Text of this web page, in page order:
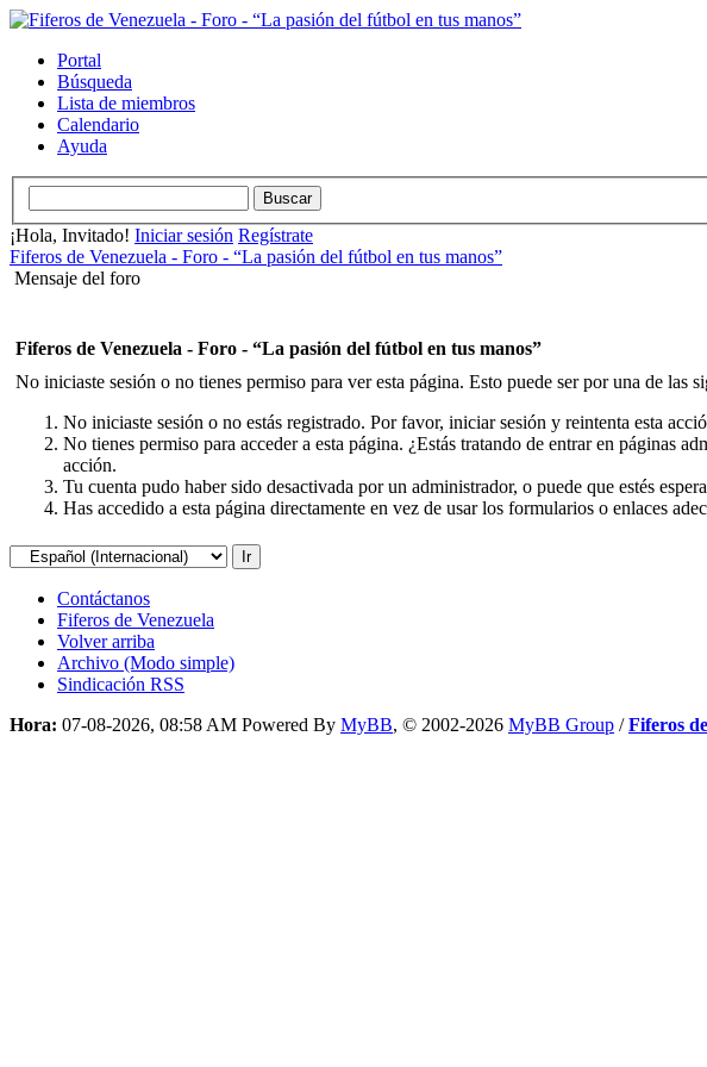
Portal
Búsqueda
Lista de miembros
Calendario
Ayuda
¡Hola, Invitado! Iniciar sesión Regístrate
Fiferos de Venezuela - Foro - “La pasión del fútbol en tus manos”
Mensaje del foro
Fiferos de Venezuela - Foro - “La pasión del fútbol en tus manos”
No iniciaste sesión o no tienes permiso para ver esta página. Esto puede ser por una de las
No iniciaste sesión o no estás registrado. Por favor, iniciar sesión y reintenta esta
No tienes permiso para acceder a esta página. ¿Estás tratando de entrar en páginas
acción.
Tu cuenta pudo haber sido desactivada por un administrador, o puede que estés
Has accedido a esta página directamente en vez de usar los formularios o enlaces
Contáctanos
Fiferos de Venezuela
Volver arriba
Archivo (Modo simple)
Sindicación RSS
Hora: 07-08-2026, 08:58 AM Powered By MyBB, © 2002-2026 MyBB Group /Fiferos